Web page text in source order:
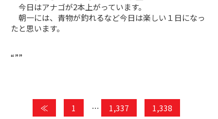
今日はアナゴが2本上がっています。
朝一には、青物が釣れるなど今日は楽しい１日になっ
たと思います。
“””
≪ 1 … 1,337
1,338